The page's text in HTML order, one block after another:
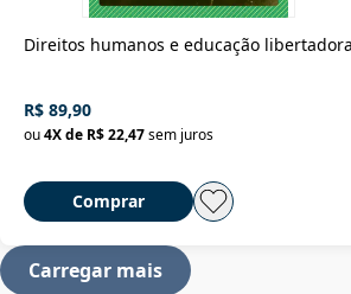
Direitos humanos e educação libertadora
R$ 89,90
ou4X de R$ 22,47sem juros
Comprar